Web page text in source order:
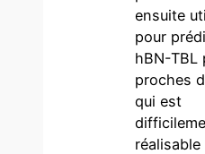
ensuite
pour
hBN-TBL
proches
qui est
réalisable